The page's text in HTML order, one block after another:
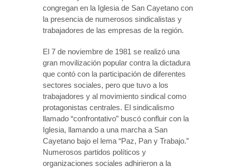
congregan en la Iglesia de San Cayetano con
la presencia de numerosos sindicalistas y
trabajadores de las empresas de la región.
El 7 de noviembre de 1981 se realizó una
gran movilización popular contra la dictadura
que contó con la participación de diferentes
sectores sociales, pero que tuvo a los
trabajadores y al movimiento sindical como
protagonistas centrales. El sindicalismo
llamado “confrontativo” buscó confluir con la
Iglesia, llamando a una marcha a San
Cayetano bajo el lema “Paz, Pan y Trabajo.”
Numerosos partidos políticos y
organizaciones sociales adhirieron a la